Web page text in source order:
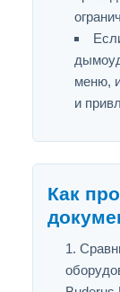
меню,
и
Как